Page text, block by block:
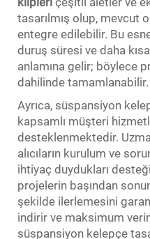
tasarılmış olup, mevcut
entegre edilebilir. Bu
duruş süresi ve daha
anlamına gelir; böylece
dahilinde tamamlanabilir.
Ayrıca, süspansiyon
kapsamlı müşteri
desteklenmektedir.
alıcıların kurulum ve
ihtiyaç duydukları
projelerin başından
şekilde ilerlemesini
indirir ve maksimum
süspansiyon kelepçe